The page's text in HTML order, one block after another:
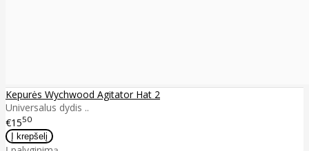
Kepurės Wychwood Agitator Hat 2
Universalus dydis ..
€1550